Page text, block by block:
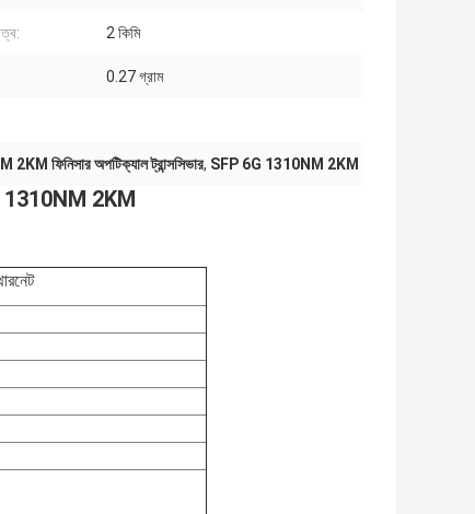
2 কিমি
0.27 গ্রাম
ফিনিসার অপটিক্যাল ট্রান্সসিভার, SFP 6G 1310NM 2KM
1310NM 2KM